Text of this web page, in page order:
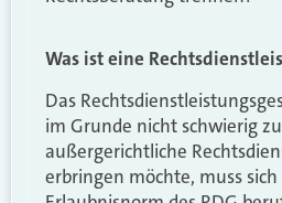
Was ist eine
Das
im Grunde nicht schwierig
außergerichtliche
erbringen möchte, muss